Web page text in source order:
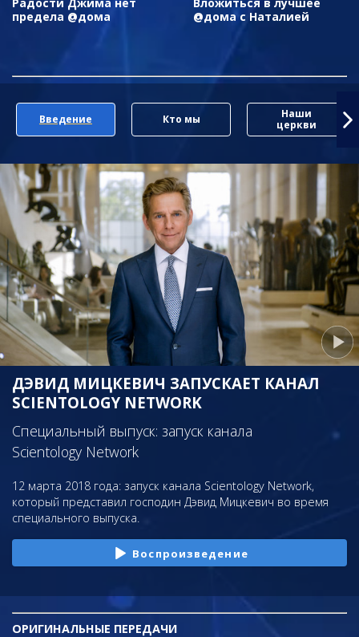
предела @дома
@дома с Наталией
Введение Кто мы
Наши
церкви
ДЭВИД МИЦКЕВИЧ ЗАПУСКАЕТ КАНАЛ
SCIENTOLOGY NETWORK
Специальный выпуск: запуск канала
Scientology Network
12 марта 2018 года: запуск канала Scientology Network,
который представил господин Дэвид Мицкевич во время
специального выпуска.
Воспроизведение
ОРИГИНАЛЬНЫЕ ПЕРЕДАЧИ